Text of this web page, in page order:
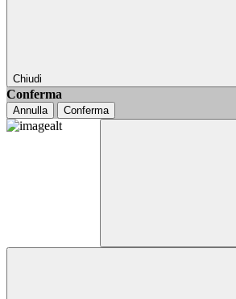
Chiudi
Conferma
Annulla Conferma